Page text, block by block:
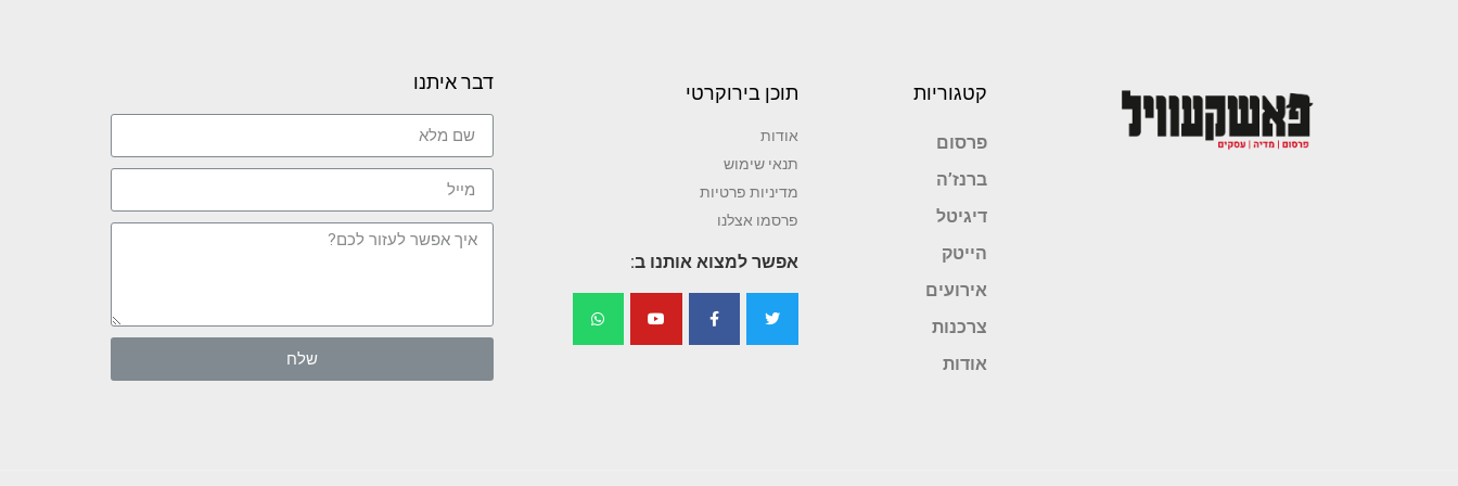
קטגוריות
פרסום
ברנז’ה
דיגיטל
הייטק
אירועים
צרכנות
אודות
תוכן בירוקרטי
אודות
תנאי שימוש
מדיניות פרטיות
פרסמו אצלנו
אפשר למצוא אותנו ב:
דבר איתנו
שלח